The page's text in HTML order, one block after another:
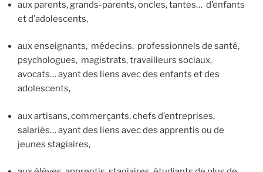
aux parents, grands-parents, oncles, tantes… d’enfants
et d’adolescents,
aux enseignants, médecins, professionnels de santé,
psychologues, magistrats, travailleurs sociaux,
avocats… ayant des liens avec des enfants et des
adolescents,
aux artisans, commerçants, chefs d’entreprises,
salariés… ayant des liens avec des apprentis ou de
jeunes stagiaires,